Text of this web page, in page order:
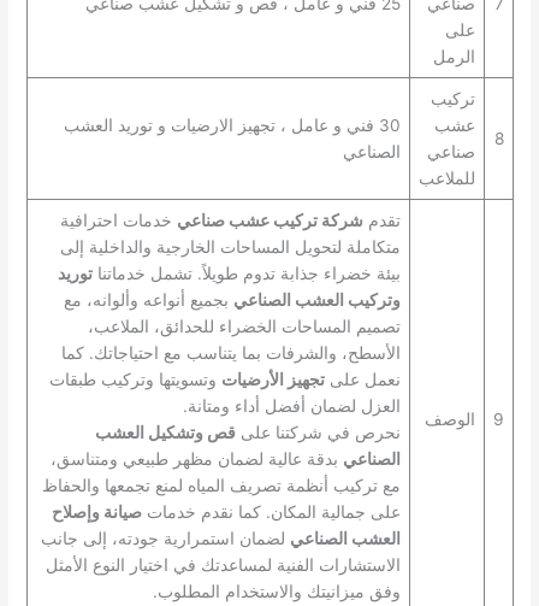
على
الرمل
8
تركيب
عشب
صناعي
للملاعب
30 فني و عامل ، تجهيز الارضيات و توريد العشب
الصناعي
9 الوصف
تقدم شركة تركيب عشب صناعي خدمات احترافية
متكاملة لتحويل المساحات الخارجية والداخلية إلى
بيئة خضراء جذابة تدوم طويلاً. تشمل خدماتنا توريد
وتركيب العشب الصناعي بجميع أنواعه وألوانه، مع
تصميم المساحات الخضراء للحدائق، الملاعب،
الأسطح، والشرفات بما يتناسب مع احتياجاتك. كما
نعمل على تجهيز الأرضيات وتسويتها وتركيب طبقات
العزل لضمان أفضل أداء ومتانة.
نحرص في شركتنا على قص وتشكيل العشب
الصناعي بدقة عالية لضمان مظهر طبيعي ومتناسق،
مع تركيب أنظمة تصريف المياه لمنع تجمعها والحفاظ
على جمالية المكان. كما نقدم خدمات صيانة وإصلاح
العشب الصناعي لضمان استمرارية جودته، إلى جانب
الاستشارات الفنية لمساعدتك في اختيار النوع الأمثل
وفق ميزانيتك والاستخدام المطلوب.